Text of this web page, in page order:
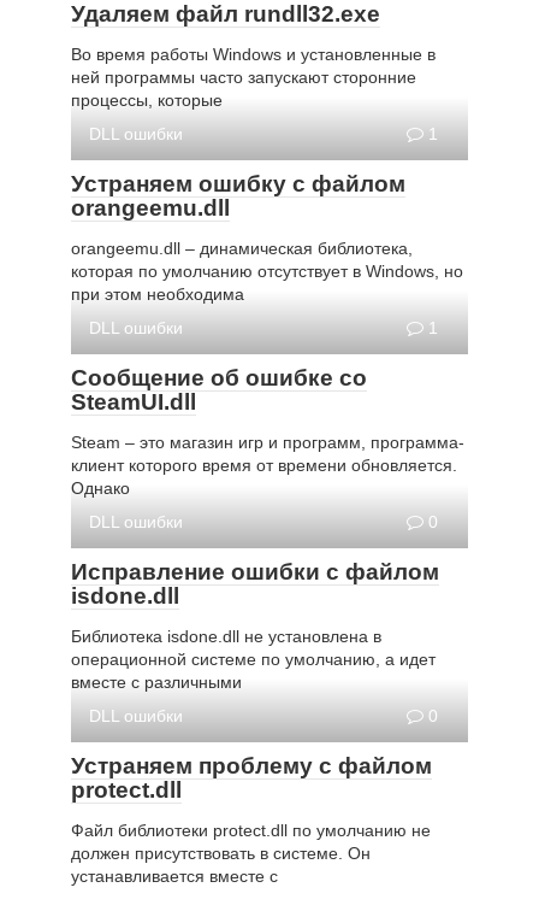
Удаляем файл rundll32.exe
Во время работы Windows и установленные в
ней программы часто запускают сторонние
процессы, которые
DLL ошибки
1
Устраняем ошибку с файлом
orangeemu.dll
orangeemu.dll – динамическая библиотека,
которая по умолчанию отсутствует в Windows, но
при этом необходима
DLL ошибки
1
Сообщение об ошибке со
SteamUI.dll
Steam – это магазин игр и программ, программа-
клиент которого время от времени обновляется.
Однако
DLL ошибки
0
Исправление ошибки с файлом
isdone.dll
Библиотека isdone.dll не установлена в
операционной системе по умолчанию, а идет
вместе с различными
DLL ошибки
0
Устраняем проблему с файлом
protect.dll
Файл библиотеки protect.dll по умолчанию не
должен присутствовать в системе. Он
устанавливается вместе с